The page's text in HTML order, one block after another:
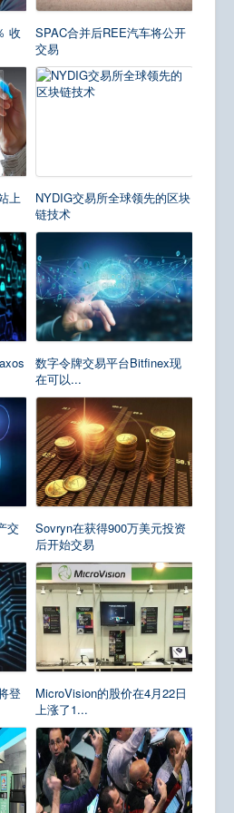
收
SPAC合并后REE汽车将公开
交易
上
NYDIG交易所全球领先的区块
链技术
数字令牌交易平台Bitfinex现
在可以...
交
Sovryn在获得900万美元投资
后开始交易
登
MicroVision的股价在4月22日
上涨了1...